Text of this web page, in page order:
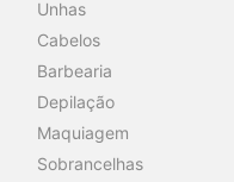
Unhas
Cabelos
Barbearia
Depilação
Maquiagem
Sobrancelhas